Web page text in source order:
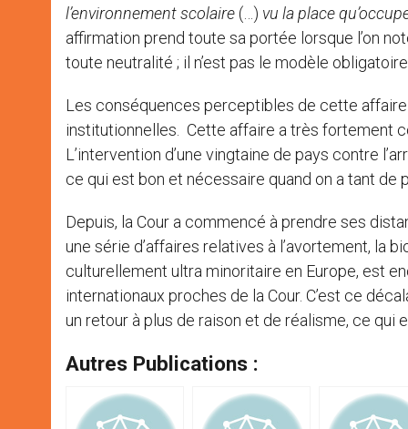
l’environnement scolaire (…) vu la place
affirmation prend toute sa portée lorsque l’on
toute neutralité ; il n’est pas le modèle
Les conséquences perceptibles de cette
institutionnelles. Cette affaire a très fortement
L’intervention d’une vingtaine de pays contre
ce qui est bon et nécessaire quand on a tant de
Depuis, la Cour a commencé à prendre ses
une série d’affaires relatives à l’avortement, la
culturellement ultra minoritaire en Europe, est
internationaux proches de la Cour. C’est ce
un retour à plus de raison et de réalisme, ce qui
Autres Publications :